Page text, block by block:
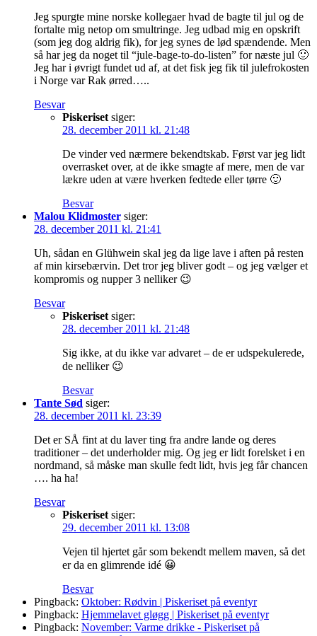
Jeg spurgte mine norske kollegaer hvad de bagte til jul og de
fortalte mig netop om smultringe. Jeg udbad mig en opskrift
(som jeg dog aldrig fik), for jeg synes de lød spændende. Men
så har jeg da noget til “jule-bage-to-do-listen” for næste jul 🙂
Jeg har i øvrigt fundet ud af, at det fisk jeg fik til julefrokosten
i Norge var Rak ørred…..
Besvar
Piskeriset siger:
28. december 2011 kl. 21:48
De vinder ved nærmere bekendtskab. Først var jeg lidt
overrasket over, at de ikke smagte af mere, men de var
lækre uden at være hverken fedtede eller tørre 🙂
Besvar
Malou Klidmoster siger:
28. december 2011 kl. 21:41
Uh, sådan en Glühwein skal jeg da lige lave i aften på resten
af min kirsebærvin. Det tror jeg bliver godt – og jeg vælger et
kompromis og nupper 3 nelliker 😉
Besvar
Piskeriset siger:
28. december 2011 kl. 21:48
Sig ikke, at du ikke var advaret – de er udspekulerede,
de nelliker 😉
Besvar
Tante Sød siger:
28. december 2011 kl. 23:39
Det er SÅ fint at du laver ting fra andre lande og deres
traditioner – det underholder mig. Og jeg er lidt forelsket i en
nordmand, så måske man skulle fedt lidt, hvis jeg får chancen
…. ha ha!
Besvar
Piskeriset siger:
29. december 2011 kl. 13:08
Vejen til hjertet går som bekendt mellem maven, så det
er da en glimrende idé 😀
Besvar
Pingback: Oktober: Rødvin | Piskeriset på eventyr
Pingback: Hjemmelavet gløgg | Piskeriset på eventyr
Pingback: November: Varme drikke - Piskeriset på